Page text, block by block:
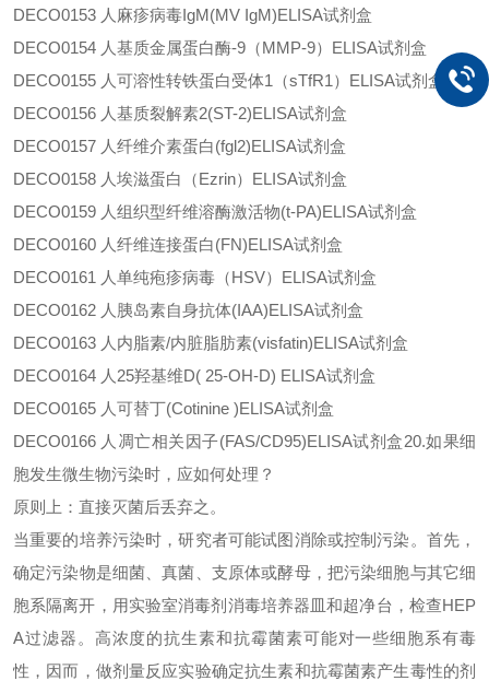
DECO0153 人麻疹病毒IgM(MV IgM)ELISA试剂盒
DECO0154 人基质金属蛋白酶-9（MMP-9）ELISA试剂盒
DECO0155 人可溶性转铁蛋白受体1（sTfR1）ELISA试剂盒
DECO0156 人基质裂解素2(ST-2)ELISA试剂盒
DECO0157 人纤维介素蛋白(fgl2)ELISA试剂盒
DECO0158 人埃滋蛋白（Ezrin）ELISA试剂盒
DECO0159 人组织型纤维溶酶激活物(t-PA)ELISA试剂盒
DECO0160 人纤维连接蛋白(FN)ELISA试剂盒
DECO0161 人单纯疱疹病毒（HSV）ELISA试剂盒
DECO0162 人胰岛素自身抗体(IAA)ELISA试剂盒
DECO0163 人内脂素/内脏脂肪素(visfatin)ELISA试剂盒
DECO0164 人 25羟基维D( 25-OH-D) ELISA试剂盒
DECO0165 人可替丁(Cotinine )ELISA试剂盒
DECO0166 人凋亡相关因子(FAS/CD95)ELISA试剂盒20.如果细
胞发生微生物污染时，应如何处理？
原则上：直接灭菌后丢弃之。
当重要的培养污染时，研究者可能试图消除或控制污染。首先，
确定污染物是细菌、真菌、支原体或酵母，把污染细胞与其它细
胞系隔离开，用实验室消毒剂消毒培养器皿和超净台，检查HEP
A过滤器。 高浓度的抗生素和抗霉菌素可能对一些细胞系有毒
性，因而，做剂量反应实验确定抗生素和抗霉菌素产生毒性的剂